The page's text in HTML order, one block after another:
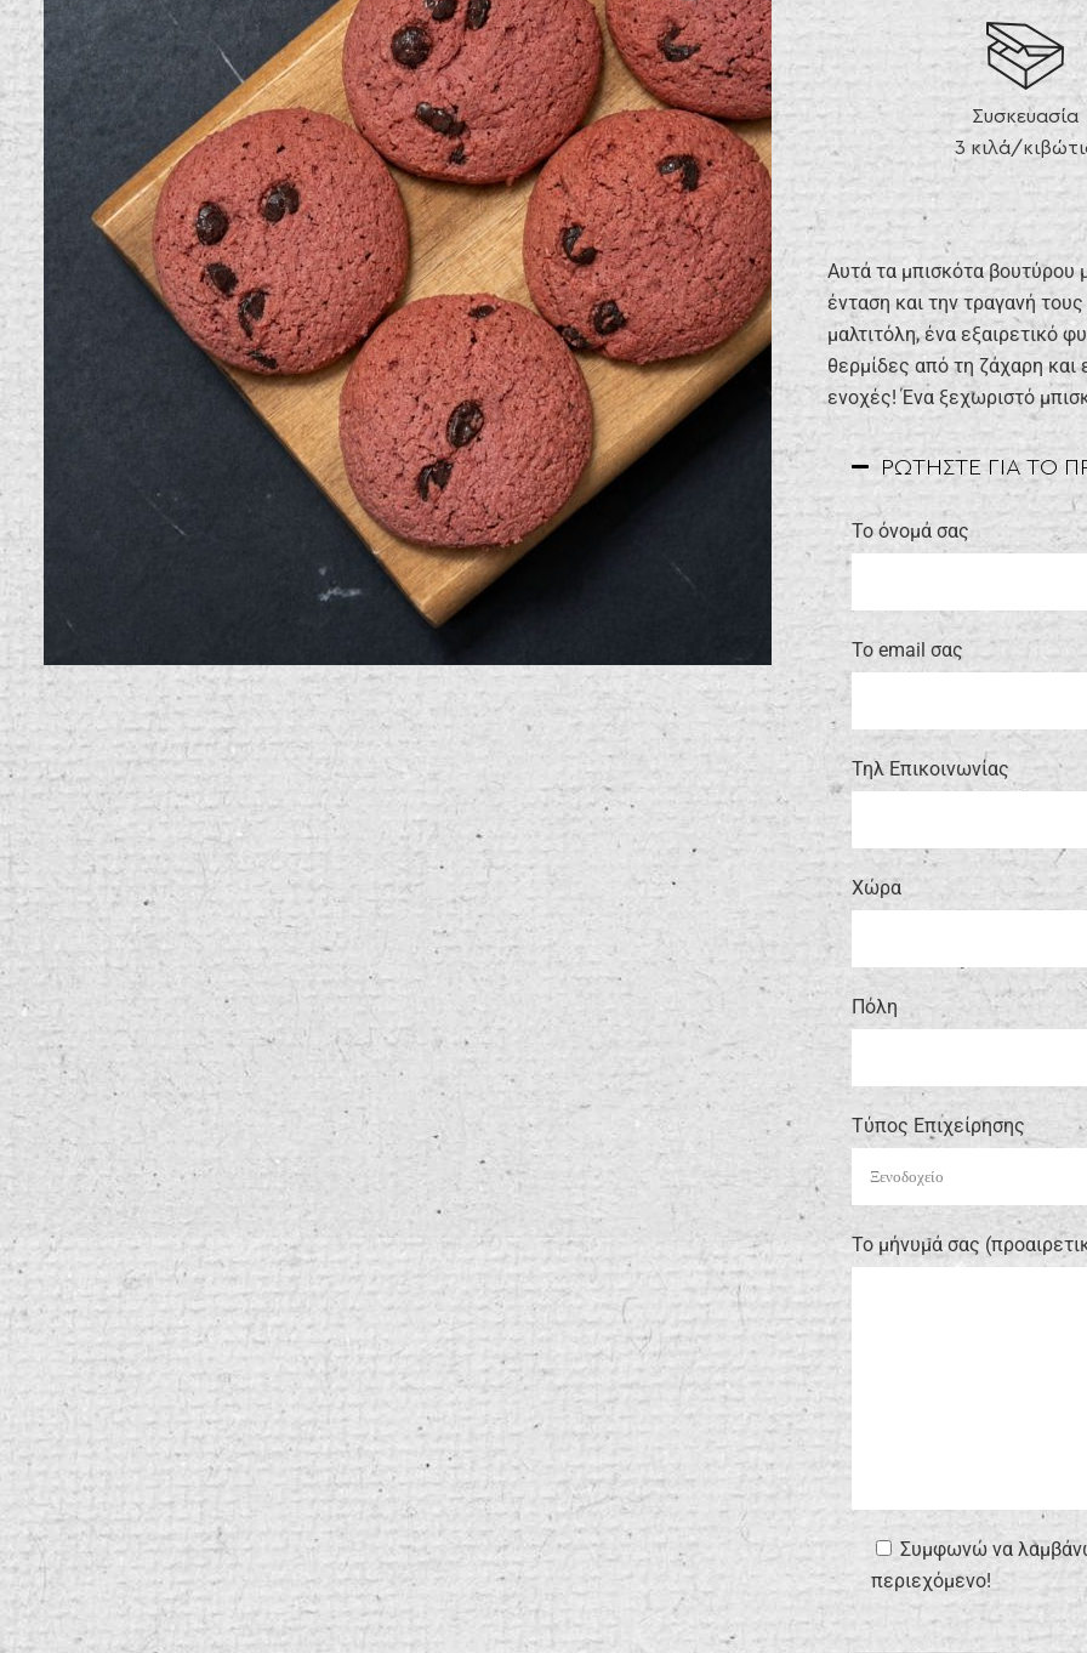
Συσκευασία
3 κιλά/
Αυτά τα μπισκότα βουτύρου
ένταση και την τραγανή
μαλτιτόλη, ένα εξαιρετικό
θερμίδες από τη ζάχαρη και
ενοχές! Ένα ξεχωριστό
ΡΩΤΗΣΤΕ ΓΙΑ ΤΟ
Το όνομά σας
Το email σας
Τηλ Επικοινωνίας
Xώρα
Πόλη
Τύπος Επιχείρησης
Το μήνυμά σας
Συμφωνώ να
περιεχόμενο!